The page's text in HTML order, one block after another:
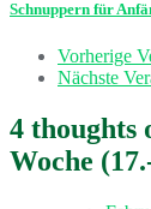
Schnuppern für
Vorherige
Nächste
4 thoughts
Woche